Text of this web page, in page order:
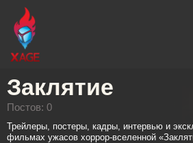
Заклятие
Постов: 0
Трейлеры, постеры, кадры, интервью и
фильмах ужасов хоррор-вселенной